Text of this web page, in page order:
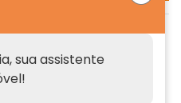
sua assistente